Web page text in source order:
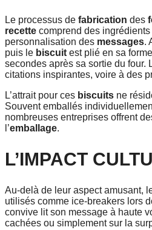
Le processus de fabrication des
recette comprend des
personnalisation des messages.
puis le biscuit est plié en sa
secondes après sa sortie du four.
citations inspirantes, voire à des
L’attrait pour ces biscuits ne
Souvent emballés
nombreuses entreprises offrent
l’emballage.
L’IMPACT
Au-delà de leur aspect amusant,
utilisés comme ice-breakers lors
convive lit son message à haute
cachées ou simplement sur la